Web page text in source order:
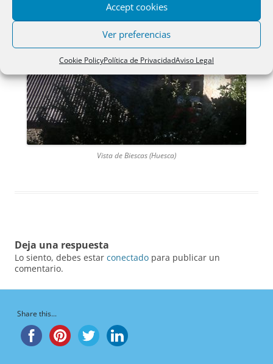
Accept cookies
Ver preferencias
Cookie PolicyPolítica de PrivacidadAviso Legal
Vista de Biescas (Huesca)
Deja una respuesta
Lo siento, debes estar conectado para publicar un
comentario.
Share this...